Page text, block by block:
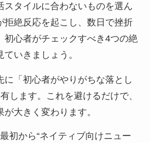
スタイルに合わないものを選ん
拒絶反応を起こし、数日で挫折
初心者がチェックすべき4つの絶
いきましょう。
に「初心者がやりがちな落とし
します。これを避けるだけで、
が大きく変わります。
最初から“ネイティブ向けニュー